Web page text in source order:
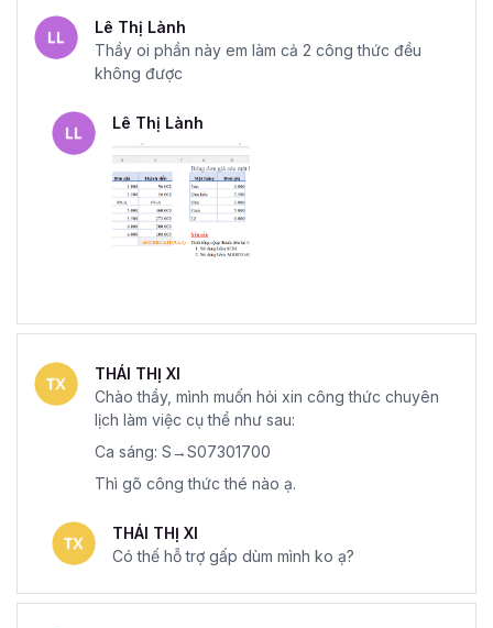
Lê Thị Lành
Thầy oi phần này em làm cả 2 công thức đều
không được
Lê Thị Lành
THÁI THỊ XI
Chào thầy, mình muốn hỏi xin công thức chuyên
lịch làm việc cụ thể như sau:
Ca sáng: S→S07301700
Thì gõ công thức thé nào ạ.
THÁI THỊ XI
Có thế hỗ trợ gấp dùm mình ko ạ?